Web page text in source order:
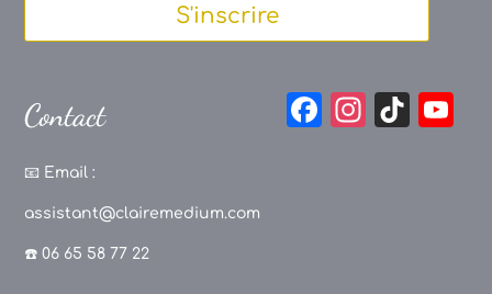
S'inscrire
Contact
📧 Email :
assistant@clairemedium.com
☎️ 06 65 58 77 22
F
In
Ti